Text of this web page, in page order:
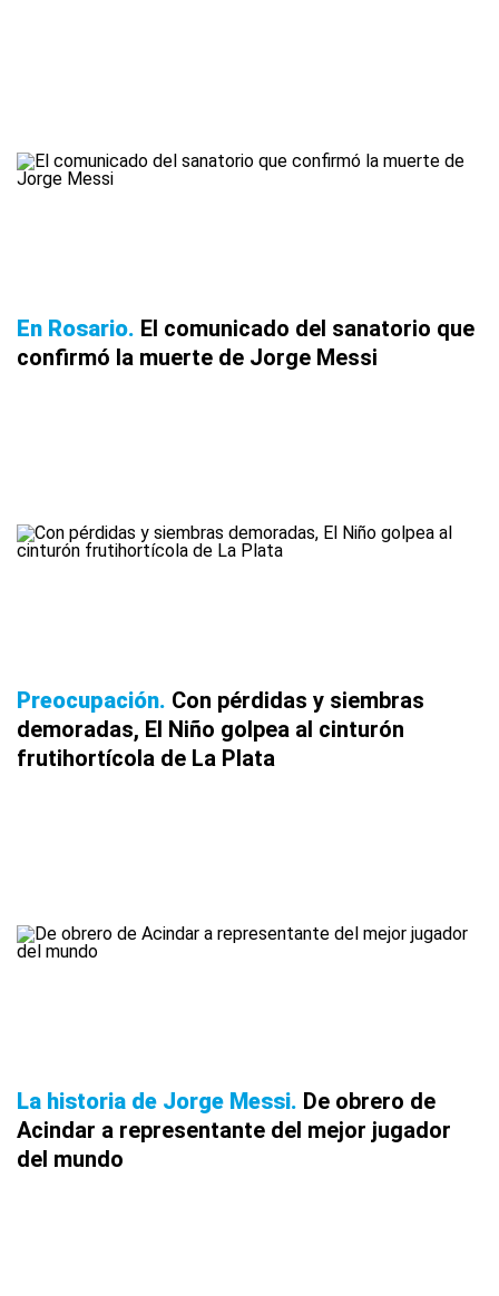
En Rosario El comunicado del sanatorio que
confirmó la muerte de Jorge Messi
Preocupación Con pérdidas y siembras
demoradas, El Niño golpea al cinturón
frutihortícola de La Plata
La historia de Jorge Messi De obrero de
Acindar a representante del mejor jugador
del mundo